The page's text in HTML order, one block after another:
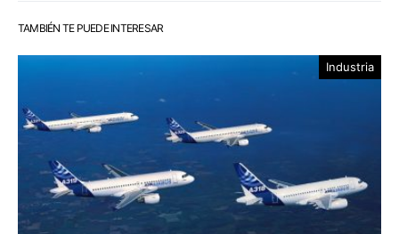
TAMBIÉN TE PUEDE INTERESAR
Industria